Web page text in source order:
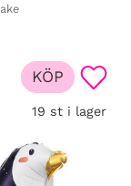
19 st i lager
KÖP